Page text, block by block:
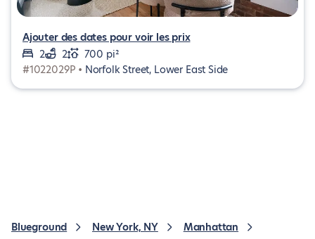
Ajouter des dates pour voir les prix
2
2
700 pi²
#1022029P • Norfolk Street, Lower East Side
Blueground New York, NY
Manhattan